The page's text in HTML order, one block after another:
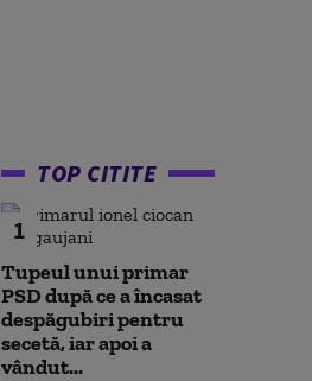
TOP CITITE
1
Tupeul unui primar
PSD după ce a încasat
despăgubiri pentru
secetă, iar apoi a
vândut...